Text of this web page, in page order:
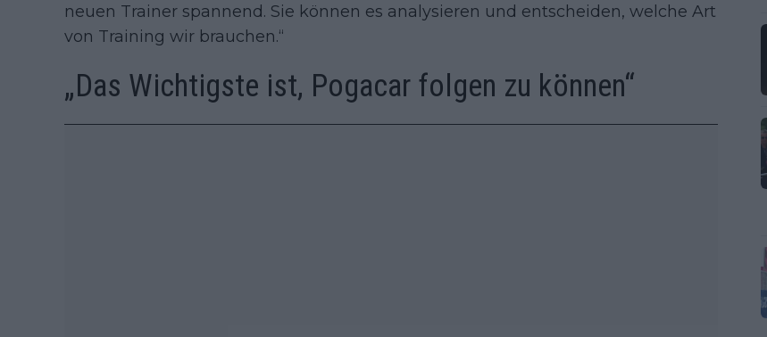
neuen Trainer spannend. Sie können es analysieren und entscheiden, welche Art
von Training wir brauchen.“
„Das Wichtigste ist, Pogacar folgen zu können“